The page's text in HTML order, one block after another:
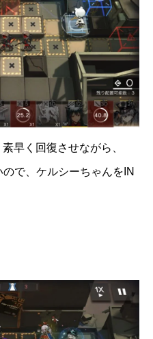
早く回復させながら、
で、ケルシーちゃんをIN